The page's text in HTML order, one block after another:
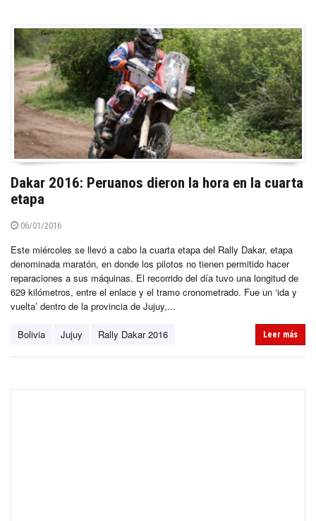
Dakar 2016: Peruanos dieron la hora en la cuarta
etapa
06/01/2016
Este miércoles se llevó a cabo la cuarta etapa del Rally Dakar, etapa
denominada maratón, en donde los pilotos no tienen permitido hacer
reparaciones a sus máquinas. El recorrido del día tuvo una longitud de
629 kilómetros, entre el enlace y el tramo cronometrado. Fue un ‘ida y
vuelta’ dentro de la provincia de Jujuy,...
Bolivia Jujuy Rally Dakar 2016 Leer más